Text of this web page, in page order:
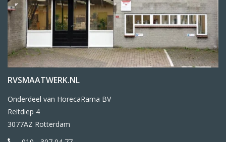
RVSMAATWERK.NL
Onderdeel van HorecaRama BV
Reitdiep 4
3077AZ Rotterdam